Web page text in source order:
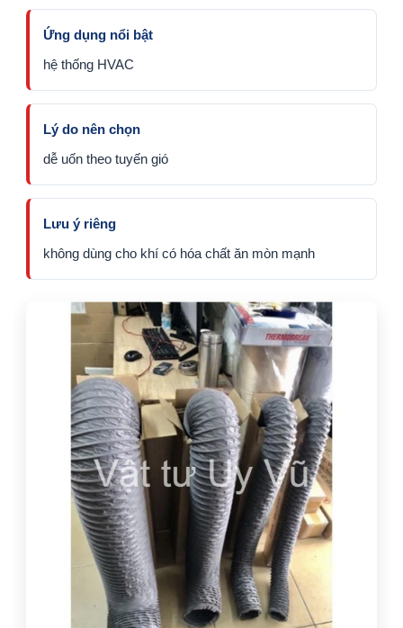
Ứng dụng nổi bật
hệ thống HVAC
Lý do nên chọn
dễ uốn theo tuyến gió
Lưu ý riêng
không dùng cho khí có hóa chất ăn mòn mạnh